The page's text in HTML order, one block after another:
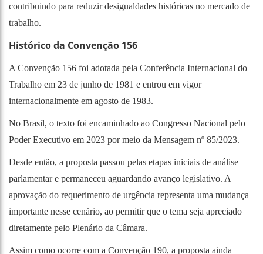
contribuindo para reduzir desigualdades históricas no mercado de
trabalho.
Histórico da Convenção 156
A Convenção 156 foi adotada pela Conferência Internacional do
Trabalho em 23 de junho de 1981 e entrou em vigor
internacionalmente em agosto de 1983.
No Brasil, o texto foi encaminhado ao Congresso Nacional pelo
Poder Executivo em 2023 por meio da Mensagem nº 85/2023.
Desde então, a proposta passou pelas etapas iniciais de análise
parlamentar e permaneceu aguardando avanço legislativo. A
aprovação do requerimento de urgência representa uma mudança
importante nesse cenário, ao permitir que o tema seja apreciado
diretamente pelo Plenário da Câmara.
Assim como ocorre com a Convenção 190, a proposta ainda